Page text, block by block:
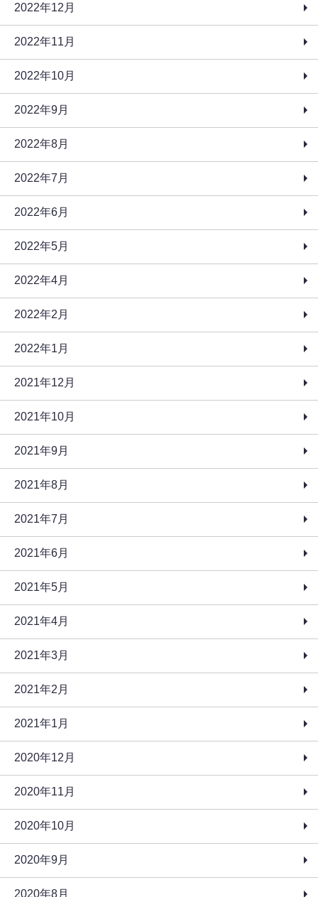
2022年12月
2022年11月
2022年10月
2022年9月
2022年8月
2022年7月
2022年6月
2022年5月
2022年4月
2022年2月
2022年1月
2021年12月
2021年10月
2021年9月
2021年8月
2021年7月
2021年6月
2021年5月
2021年4月
2021年3月
2021年2月
2021年1月
2020年12月
2020年11月
2020年10月
2020年9月
2020年8月